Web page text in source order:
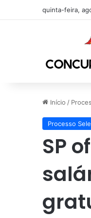
quinta-feira,
Início /
Processo
SP